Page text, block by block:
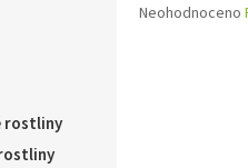
rostliny
Průměrné
Neohodnoceno